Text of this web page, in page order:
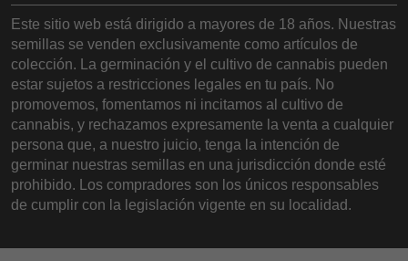
Este sitio web está dirigido a mayores de 18 años. Nuestras
semillas se venden exclusivamente como artículos de
colección. La germinación y el cultivo de cannabis pueden
estar sujetos a restricciones legales en tu país. No
promovemos, fomentamos ni incitamos al cultivo de
cannabis, y rechazamos expresamente la venta a cualquier
persona que, a nuestro juicio, tenga la intención de
germinar nuestras semillas en una jurisdicción donde esté
prohibido. Los compradores son los únicos responsables
de cumplir con la legislación vigente en su localidad.